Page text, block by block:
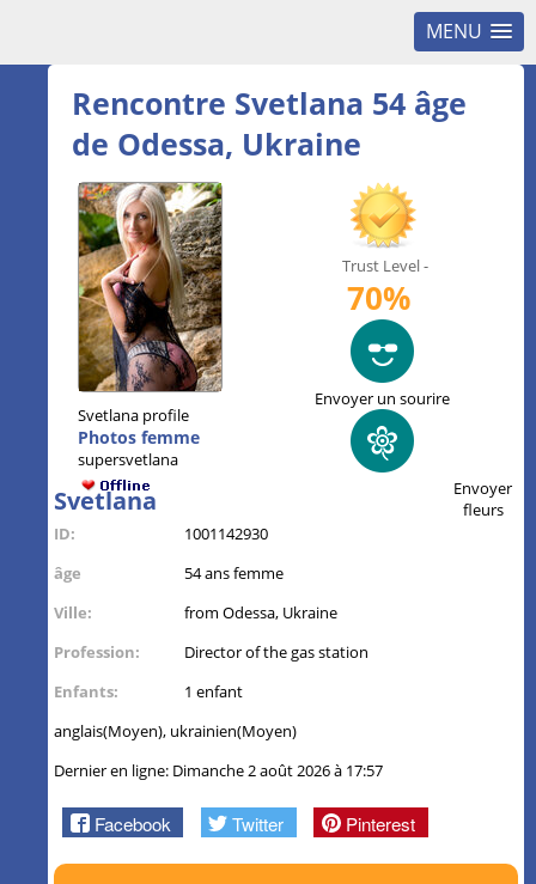
MENU
Rencontre Svetlana 54 âge
de Odessa, Ukraine
Svetlana profile
Photos femme
supersvetlana
Svetlana
ID:
1001142930
âge
54 ans femme
Ville:
from Odessa, Ukraine
Profession:
Director of the gas station
Enfants:
1 enfant
anglais(Moyen), ukrainien(Moyen)
Dernier en ligne: Dimanche 2 août 2026 à 17:57
Facebook Twitter Pinterest
Trust Level -
70%
Envoyer un sourire
Envoyer
fleurs